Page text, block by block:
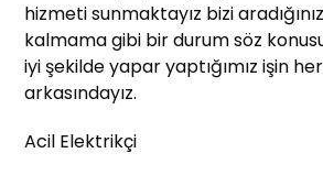
hizmeti sunmaktayız bizi
kalmama gibi bir durum söz
iyi şekilde yapar yaptığımız işin
arkasındayız.
Acil Elektrikçi